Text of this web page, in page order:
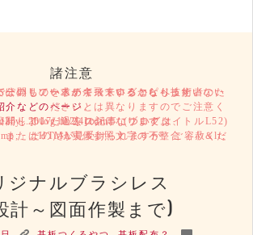
諸注意
るコピペ技術者のために、Webサーバーのリソースが余っているからもったいないという理由で公開しているテキストログとなります。
介などのページ
とは異なりますのでご注意ください。
24の記事については、http[://]l52secondary[.]blog.fc2[.]com/ (ブログタイトルL52)にて公開していた過去ログになります。
記載事項が古い、またはHTML実体参照文字の不整合（「＆lt; ＆gt;」だの「＆amp;」だの）が見受けられますが、ご容赦ください。
ジナルブラシレス
計～図面作製まで)